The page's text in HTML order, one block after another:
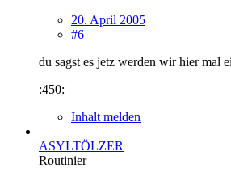
20. April 2005
#6
du sagst es jetz werden wir hier mal
:450:
Inhalt melden
ASYLTÖLZER
Routinier